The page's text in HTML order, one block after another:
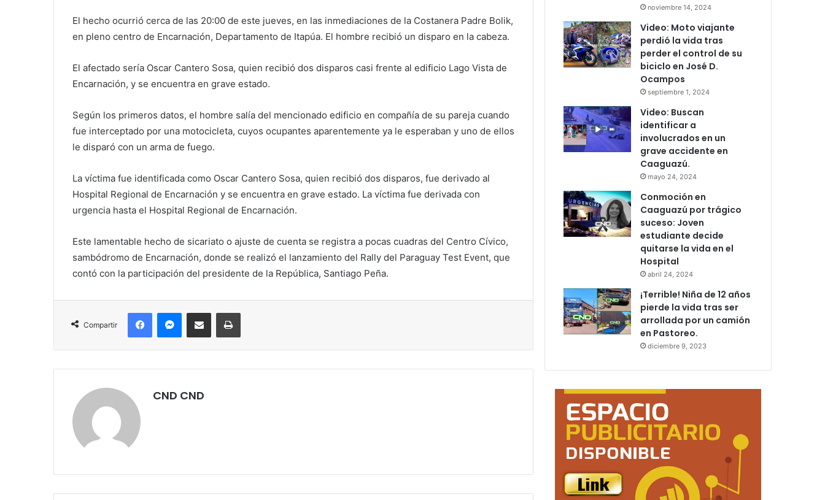
El hecho ocurrió cerca de las 20:00 de este jueves, en las inmediaciones de la Costanera Padre Bolik,
en pleno centro de Encarnación, Departamento de Itapúa. El hombre recibió un disparo en la cabeza.
El afectado sería Oscar Cantero Sosa, quien recibió dos disparos casi frente al edificio Lago Vista de
Encarnación, y se encuentra en grave estado.
Según los primeros datos, el hombre salía del mencionado edificio en compañía de su pareja cuando
fue interceptado por una motocicleta, cuyos ocupantes aparentemente ya le esperaban y uno de ellos
le disparó con un arma de fuego.
La víctima fue identificada como Oscar Cantero Sosa, quien recibió dos disparos, fue derivado al
Hospital Regional de Encarnación y se encuentra en grave estado. La víctima fue derivada con
urgencia hasta el Hospital Regional de Encarnación.
Este lamentable hecho de sicariato o ajuste de cuenta se registra a pocas cuadras del Centro Cívico,
sambódromo de Encarnación, donde se realizó el lanzamiento del Rally del Paraguay Test Event, que
contó con la participación del presidente de la República, Santiago Peña.
Compartir
FacebookMessengerCompartir por correo electrónicoImprimir
CND CND
noviembre 14, 2024
Video: Moto viajante
perdió la vida tras
perder el control de su
biciclo en José D.
Ocampos
septiembre 1, 2024
Video: Buscan
identificar a
involucrados en un
grave accidente en
Caaguazú.
mayo 24, 2024
Conmoción en
Caaguazú por trágico
suceso: Joven
estudiante decide
quitarse la vida en el
Hospital
abril 24, 2024
¡Terrible! Niña de 12 años
pierde la vida tras ser
arrollada por un camión
en Pastoreo.
diciembre 9, 2023